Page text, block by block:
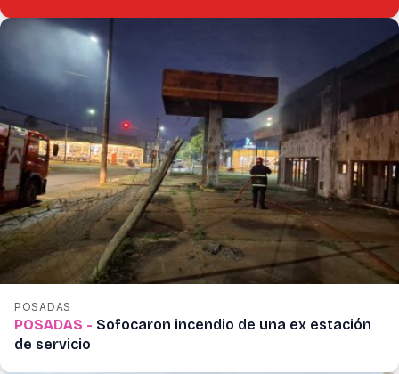
POSADAS
POSADAS - Sofocaron incendio de una ex estación
de servicio